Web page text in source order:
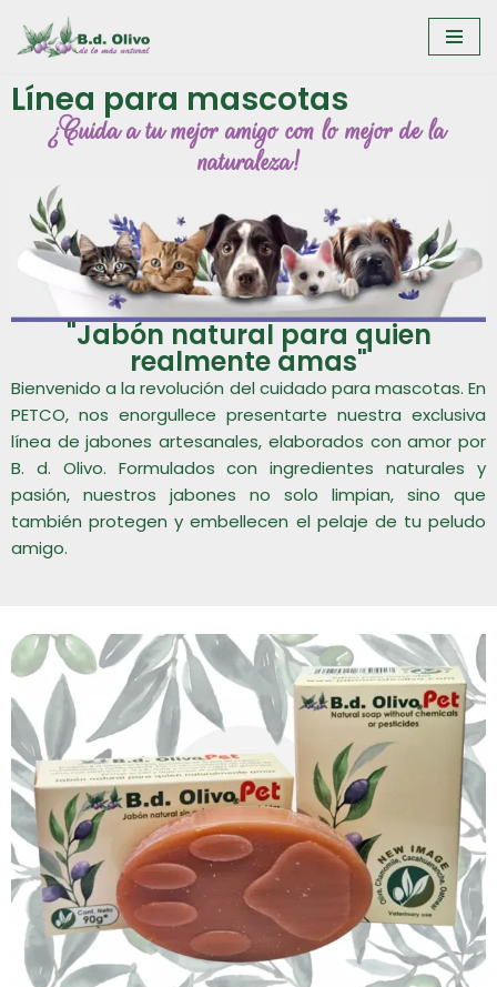
Saltar
al
contenido
Línea para mascotas
¡Cuida a tu mejor amigo con lo mejor de la
naturaleza!
"Jabón natural para quien
realmente amas"
Bienvenido a la revolución del cuidado para mascotas. En
PETCO, nos enorgullece presentarte nuestra exclusiva
línea de jabones artesanales, elaborados con amor por
B. d. Olivo. Formulados con ingredientes naturales y
pasión, nuestros jabones no solo limpian, sino que
también protegen y embellecen el pelaje de tu peludo
amigo.